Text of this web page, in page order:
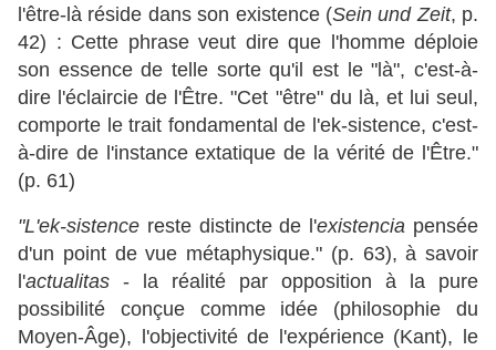
l'être-là réside dans son existence (Sein und Zeit, p.
42) : Cette phrase veut dire que l'homme déploie
son essence de telle sorte qu'il est le "là", c'est-à-
dire l'éclaircie de l'Être. "Cet "être" du là, et lui seul,
comporte le trait fondamental de l'ek-sistence, c'est-
à-dire de l'instance extatique de la vérité de l'Être."
(p. 61)
"L'ek-sistence reste distincte de l'existencia pensée
d'un point de vue métaphysique." (p. 63), à savoir
l'actualitas - la réalité par opposition à la pure
possibilité conçue comme idée (philosophie du
Moyen-Âge), l'objectivité de l'expérience (Kant), le